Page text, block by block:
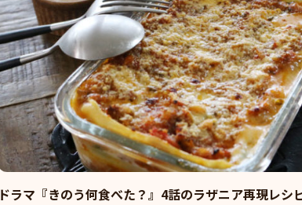
ドラマ『きのう何食べた？』4話のラザニア再現レシ